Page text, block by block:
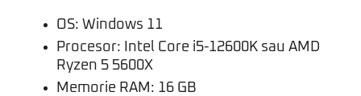
OS: Windows 11
Procesor: Intel Core i5-12600K sau AMD
Ryzen 5 5600X
Memorie RAM: 16 GB